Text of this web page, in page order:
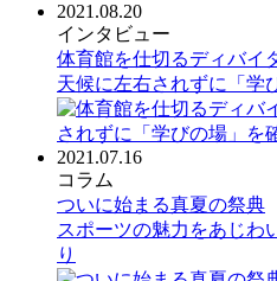
2021.08.20
インタビュー
体育館を仕切るディバイ
天候に左右されずに「学
2021.07.16
コラム
ついに始まる真夏の祭典
スポーツの魅力をあじわ
り